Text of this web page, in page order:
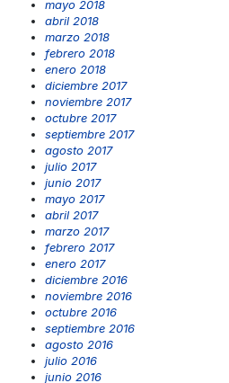
mayo 2018
abril 2018
marzo 2018
febrero 2018
enero 2018
diciembre 2017
noviembre 2017
octubre 2017
septiembre 2017
agosto 2017
julio 2017
junio 2017
mayo 2017
abril 2017
marzo 2017
febrero 2017
enero 2017
diciembre 2016
noviembre 2016
octubre 2016
septiembre 2016
agosto 2016
julio 2016
junio 2016